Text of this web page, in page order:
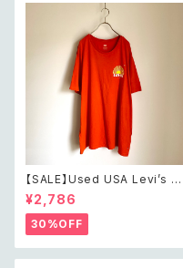
【SALE】Used USA Levi’s su
nrise design orange t shirt
レトロ アメリカ ユーズド 古着
リーバイス サンライズ デザイン
オレンジ Tシャツ XXL
¥2,786
30%OFF